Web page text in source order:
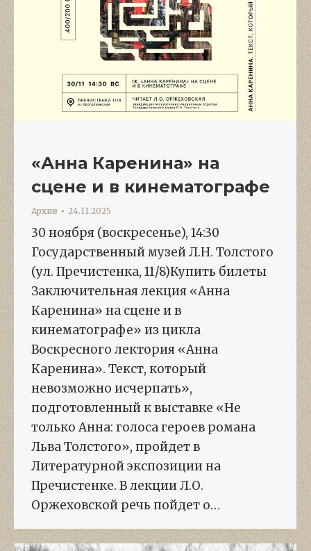
«Анна Каренина» на
сцене и в кинематографе
Архив 24.11.2025
30 ноября (воскресенье), 14:30
Государственный музей Л.Н. Толстого
(ул. Пречистенка, 11/8)Купить билеты
Заключительная лекция «Анна
Каренина» на сцене и в
кинематографе» из цикла
Воскресного лектория «Анна
Каренина». Текст, который
невозможно исчерпать»,
подготовленный к выставке «Не
только Анна: голоса героев романа
Льва Толстого», пройдет в
Литературной экспозиции на
Пречистенке. В лекции Л.О.
Оржеховской речь пойдет о…